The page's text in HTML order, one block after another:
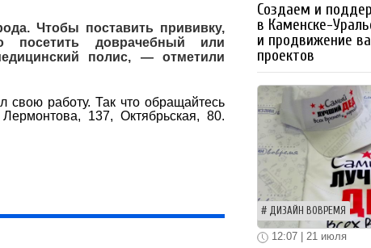
Чтобы поставить прививку,
посетить доврачебный или
полис, — отметили
свою работу. Так что обращайтесь
137, Октябрьская, 80.
Создаем и
в Каменске-
и продвижение
проектов
ДИЗАЙН ВОВРЕМЯ
12:07 | 21 июля